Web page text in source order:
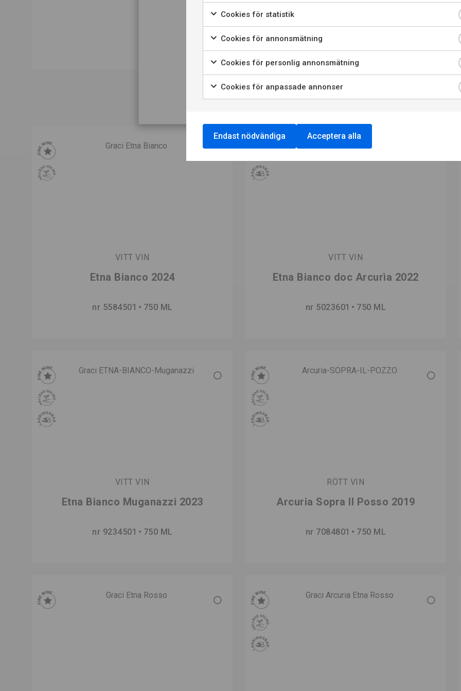
VITT VIN
Etna Bianco 2024
nr 5584501 750 ML
VITT VIN
Etna Bianco doc Arcurìa 2022
nr 5023601 750 ML
VITT VIN
Etna Bianco Muganazzi 2023
nr 9234501 750 ML
RÖTT VIN
Arcuria Sopra Il Posso 2019
nr 7084801 750 ML
Cookies för statistik
Cookies för annonsmätning
Cookies för personlig annonsmätning
Cookies för anpassade annonser
Endast nödvändiga Acceptera alla
När jag bekräftar att jag är 20 år eller äldre godkänner jag
PRIVATKONSUMENT